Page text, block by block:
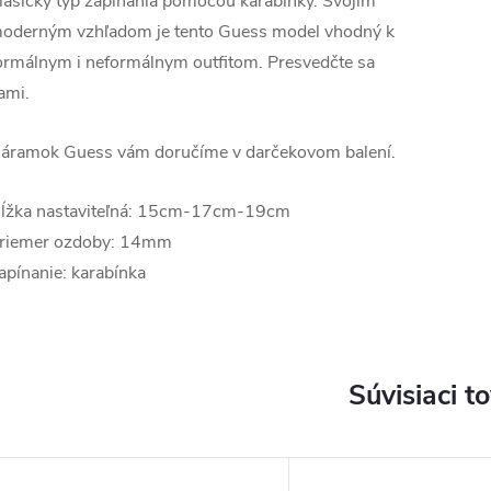
vzhľadom je tento Guess model vhodný k
i neformálnym outfitom. Presvedčte sa
Guess vám doručíme v darčekovom balení.
nastaviteľná: 15cm-17cm-19cm
ozdoby: 14mm
karabínka
Súvisiaci